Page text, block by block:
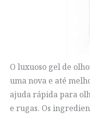
O luxuoso gel de
uma nova e até
ajuda rápida para
e rugas. Os